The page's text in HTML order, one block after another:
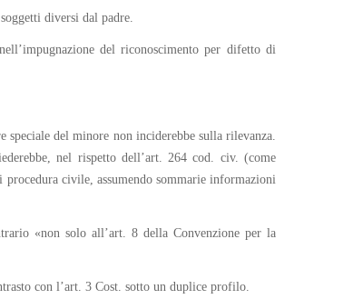
diversi dal padre.
del riconoscimento per difetto di
del minore non inciderebbe sulla rilevanza.
nel rispetto dell’art. 264 cod. civ. (come
civile, assumendo sommarie informazioni
«non solo all’art. 8 della Convenzione per la
con l’art. 3 Cost. sotto un duplice profilo.